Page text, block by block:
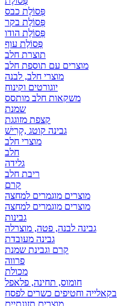
פְּסוֹלֶת כבס
פְּסוֹלֶת בקר
פְּסוֹלֶת הודו
פְּסוֹלֶת עוף
תוצרת חלב
מוצרים עם תוספת חלב
מוצרי חלב, לבנה
יוגורטים וקינוח
משקאות חלב מותסס
שמנת
קצפת מזוגגת
גבינה קוטג ,קָרִישׁ
מוצרי חלב
חלב
גלידה
ריבת חלב
קרם
מוצרים מוגמרים למחצה
מוצרים מוגמרים למחצה
גבינות
גבינה לבנה, פטה, מוצרלה
גבינה מעובדת
קרם וגבינת שמנת
פרווה
מכולת
חומוס, תחינה, פלאפל
בקאלייה וחטיפים כשרים לפסח
מוצרים תזונתיים